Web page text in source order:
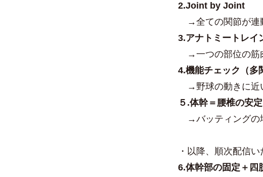
2.Joint by Joint
→全ての関節が連
3.アナトミートレイ
→一つの部位の筋
4.機能チェック（多
→ 野球の動きに近
５.体幹＝腰椎の安
→バッティングの
・以降、順次配信い
6.体幹部の固定＋四